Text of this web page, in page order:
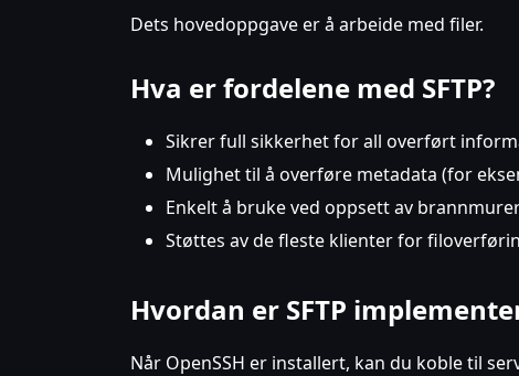
Dets hovedoppgave er å arbeide med filer.
Hva er fordelene med SFTP?
Sikrer full sikkerhet for all overført
Mulighet til å overføre metadata (for
Enkelt å bruke ved oppsett av
Støttes av de fleste klienter for
Hvordan er SFTP
Når OpenSSH er installert, kan du koble til